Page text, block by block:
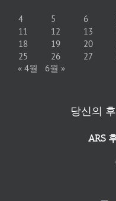
4
5 6
11
12 13
18
19 20
25
26 27
« 4월
6월 »
당신의
ARS